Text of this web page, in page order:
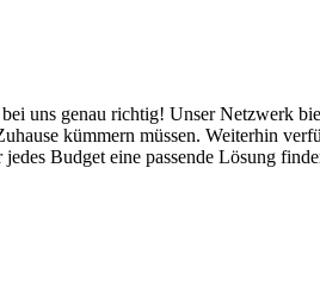
uns genau richtig! Unser Netzwerk
kümmern müssen. Weiterhin
Budget eine passende Lösung